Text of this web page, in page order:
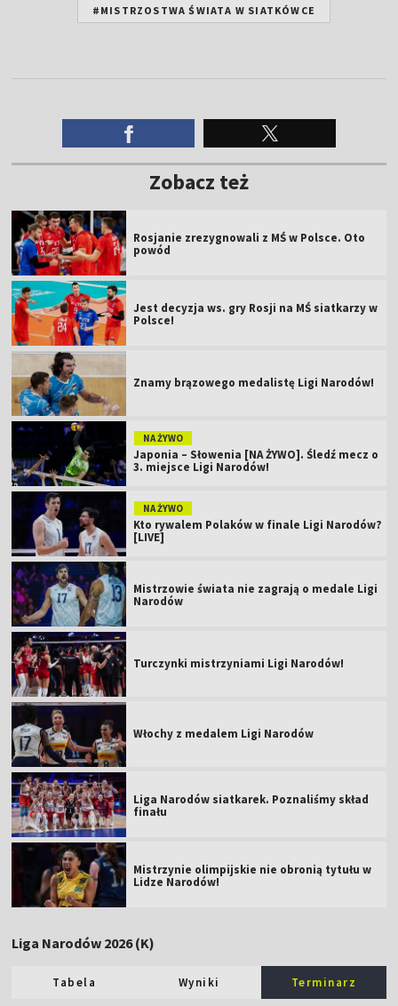
#MISTRZOSTWA ŚWIATA W SIATKÓWCE
Zobacz też
Rosjanie zrezygnowali z MŚ w Polsce. Oto
powód
Jest decyzja ws. gry Rosji na MŚ siatkarzy w
Polsce!
Znamy brązowego medalistę Ligi Narodów!
NA ŻYWO
Japonia – Słowenia [NA ŻYWO]. Śledź mecz o
3. miejsce Ligi Narodów!
NA ŻYWO
Kto rywalem Polaków w finale Ligi Narodów?
[LIVE]
Mistrzowie świata nie zagrają o medale Ligi
Narodów
Turczynki mistrzyniami Ligi Narodów!
Włochy z medalem Ligi Narodów
Liga Narodów siatkarek. Poznaliśmy skład
finału
Mistrzynie olimpijskie nie obronią tytułu w
Lidze Narodów!
Liga Narodów 2026 (K)
Tabela Wyniki Terminarz